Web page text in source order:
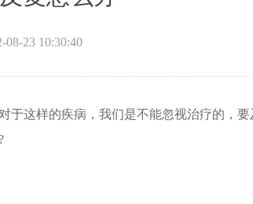
08-23 10:30:40
这样的疾病，我们是不能忽视治疗的，